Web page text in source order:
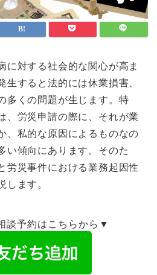
に対する社会的な関心が高ま
生すると法的には休業損害、
多くの問題が生じます。特
、労災申請の際に、それが業
、私的な原因によるものなの
い傾向にあります。そのた
労災事件における業務起因性
します。
談予約はこちらから▼